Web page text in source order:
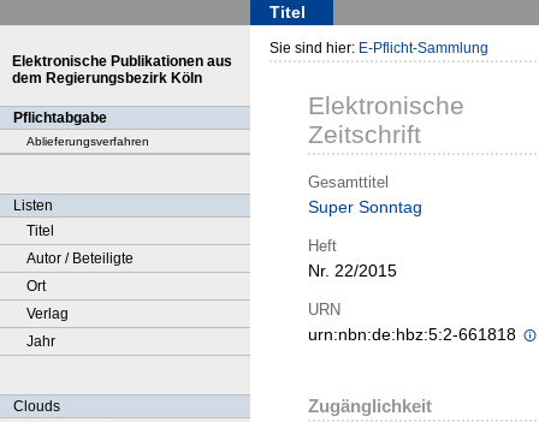
Titel
Elektronische Publikationen aus
dem Regierungsbezirk Köln
Pflichtabgabe
Ablieferungsverfahren
Listen
Titel
Autor / Beteiligte
Ort
Verlag
Jahr
Clouds
Sie sind hier: E-Pflicht-Sammlung
Elektronische
Zeitschrift
Gesamttitel
Super Sonntag
Heft
Nr. 22/2015
URN
urn:nbn:de:hbz:5:2-661818
Zugänglichkeit